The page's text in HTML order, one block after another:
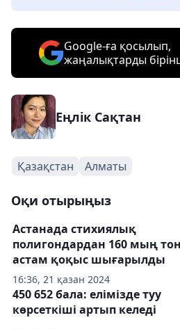
Google-ға қосылып,
жаңалықтарды
Еңлік Сақтан
Қазақстан Алматы
Оқи отырыңыз
16:36, 21 қазан 2024
Астанада стихиялық
полигондардан 160 мың
астам қоқыс шығарылды
450 652 бала: елімізде туу
көрсеткіші артып келеді